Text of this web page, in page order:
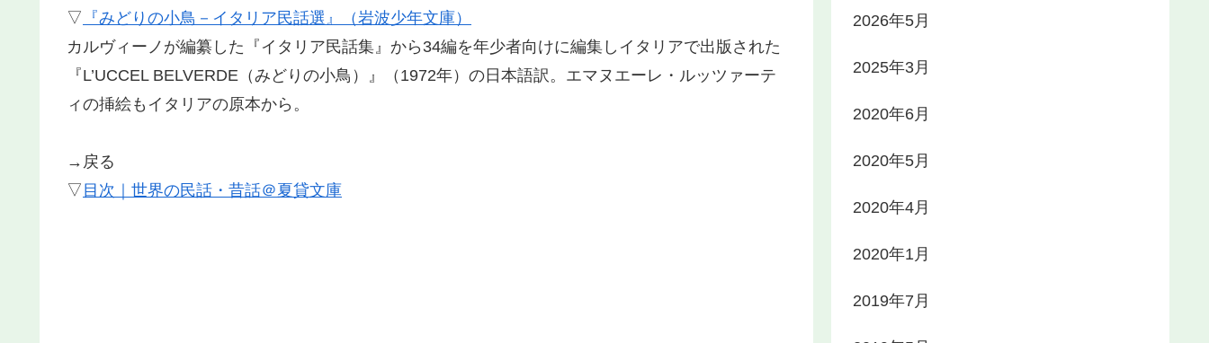
▽ 『みどりの小鳥－イタリア民話選』（岩波少年文庫）
カルヴィーノが編纂した『イタリア民話集』から34編を年少者向けに編集しイタリアで出版された
『L’UCCEL BELVERDE（みどりの小鳥）』（1972年）の日本語訳。エマヌエーレ・ルッツァーテ
ィの挿絵もイタリアの原本から。
→戻る
▽ 目次｜世界の民話・昔話＠夏貸文庫
2026年5月
2025年3月
2020年6月
2020年5月
2020年4月
2020年1月
2019年7月